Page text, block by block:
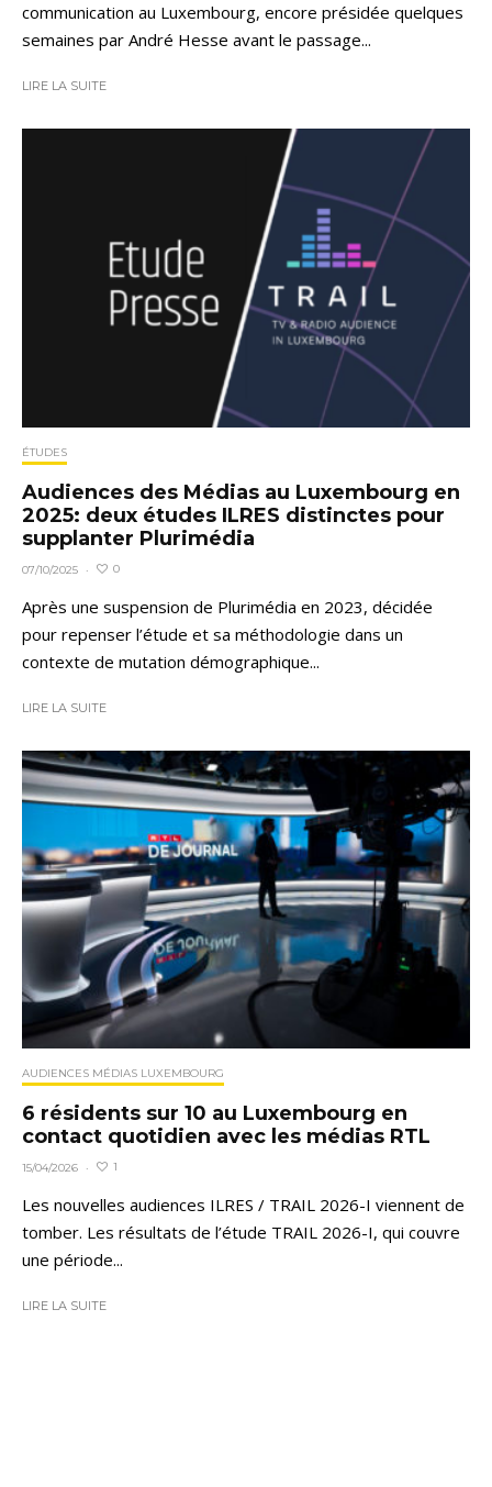
communication au Luxembourg, encore présidée quelques
semaines par André Hesse avant le passage...
LIRE LA SUITE
ÉTUDES
Audiences des Médias au Luxembourg en
2025: deux études ILRES distinctes pour
supplanter Plurimédia
07/10/2025 · 0
Après une suspension de Plurimédia en 2023, décidée
pour repenser l’étude et sa méthodologie dans un
contexte de mutation démographique...
LIRE LA SUITE
AUDIENCES MÉDIAS LUXEMBOURG
6 résidents sur 10 au Luxembourg en
contact quotidien avec les médias RTL
15/04/2026 · 1
Les nouvelles audiences ILRES / TRAIL 2026-I viennent de
tomber. Les résultats de l’étude TRAIL 2026-I, qui couvre
une période...
LIRE LA SUITE